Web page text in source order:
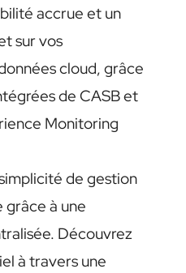
accrue et un
sur vos
cloud, grâce
de CASB et
Monitoring
de gestion
à une
Découvrez
à travers une